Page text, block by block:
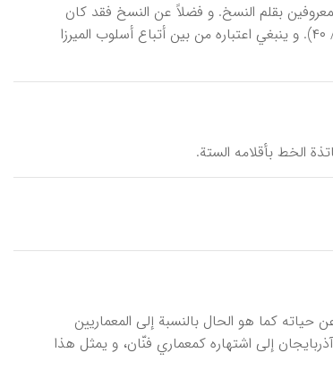
۱۸۴۸م)، من الأساتذة الإیرانیین المعروفین بقلم النسخ. و فضلاً عن النسخ فقد کان
یخط بجمیع، الأقلام المتداولة و منها النستعلیق الحسن و «الشکسته» الممتاز (بیاني، أحوال...، ۱/ ۴۰). و ینبغي اعتباره من بین أتباع أسلوب المیرزا
۱۳–۱۴م. لاتتوفو لدنیا معلومات عن حیاته کما هو الحال بالنسبة إلی المعماریین
إلی اشتهاره کمعماري فنّان، و یمثل هذا